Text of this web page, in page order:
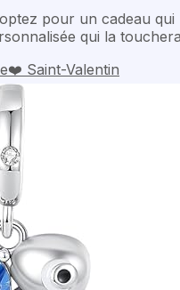
pour un cadeau qui
qui la
❤️ Saint-Valentin